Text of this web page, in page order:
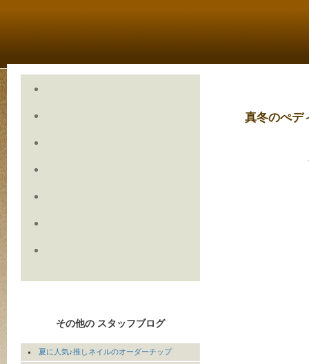
真冬のぺ
その他の スタッフブログ
夏に人気♪推しネイルのオーダーチップ